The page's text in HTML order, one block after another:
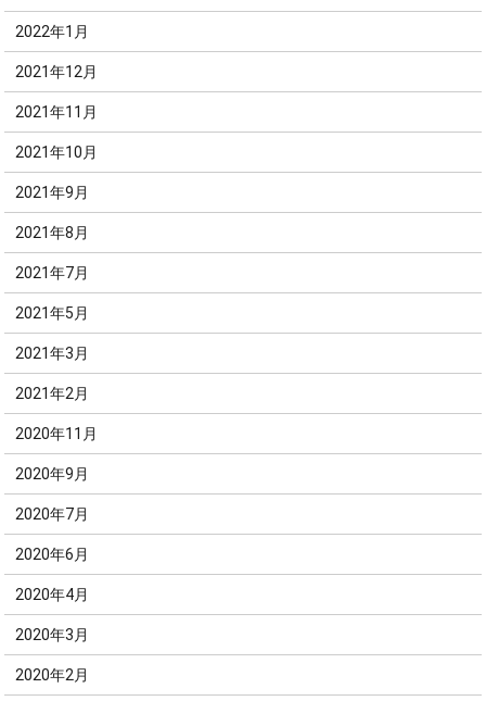
2022年1月
2021年12月
2021年11月
2021年10月
2021年9月
2021年8月
2021年7月
2021年5月
2021年3月
2021年2月
2020年11月
2020年9月
2020年7月
2020年6月
2020年4月
2020年3月
2020年2月